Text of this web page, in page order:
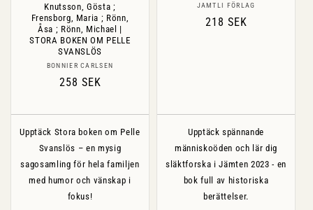
Knutsson, Gösta ;
Frensborg, Maria ; Rönn,
Åsa ; Rönn, Michael |
STORA BOKEN OM PELLE
SVANSLÖS
Säljare:
BONNIER CARLSEN
Ordinarie
258 SEK
Upptäck Stora boken om Pelle
Svanslös – en mysig
sagosamling för hela familjen
med humor och vänskap i
fokus!
Säljare:
JAMTLI FÖRLAG
Ordinarie
218 SEK
Upptäck spännande
människoöden och lär dig
släktforska i Jämten 2023 - en
bok full av historiska
berättelser.